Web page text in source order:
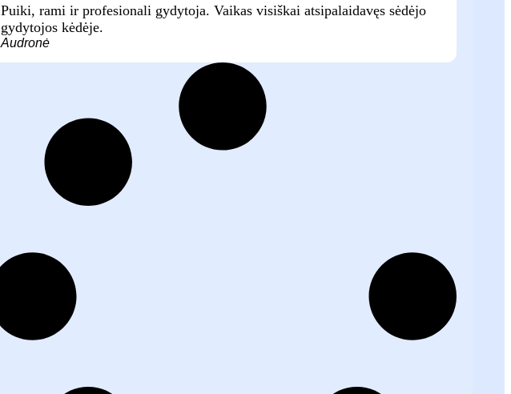
Puiki, rami ir profesionali gydytoja. Vaikas visiškai atsipalaidavęs sėdėjo
gydytojos kėdėje.
Audronė